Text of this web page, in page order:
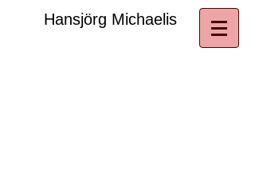
​Hansjörg Michaelis